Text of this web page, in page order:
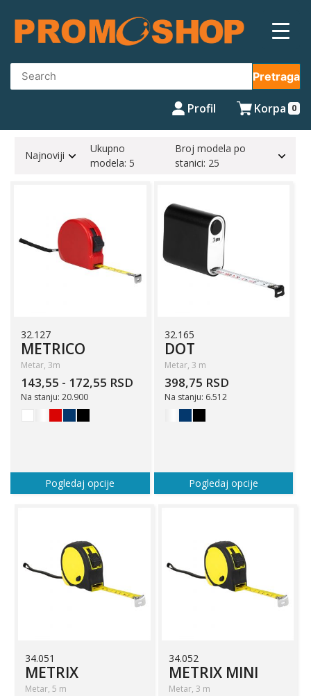
content
Pretraga
Profil Korpa 0
Najnoviji
Ukupno
modela: 5
Broj modela po
stanici: 25
32.127
METRICO
Metar, 3m
143,55 - 172,55 RSD
Na stanju: 20.900
Pogledaj opcije
32.165
DOT
Metar, 3 m
398,75 RSD
Na stanju: 6.512
Pogledaj opcije
34.051
METRIX
Metar, 5 m
34.052
METRIX MINI
Metar, 3 m